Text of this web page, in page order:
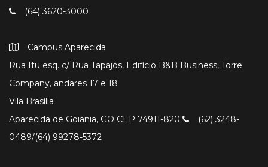
(64) 3620-3000
Campus Aparecida
Rua Itu esq. c/ Rua Tapajós, Edifício B&B Business, Torre
Company, andares 17 e 18
Vila Brasília
Aparecida de Goiânia, GO CEP 74911-820
(62) 3248-
0489/(64) 99278-5372